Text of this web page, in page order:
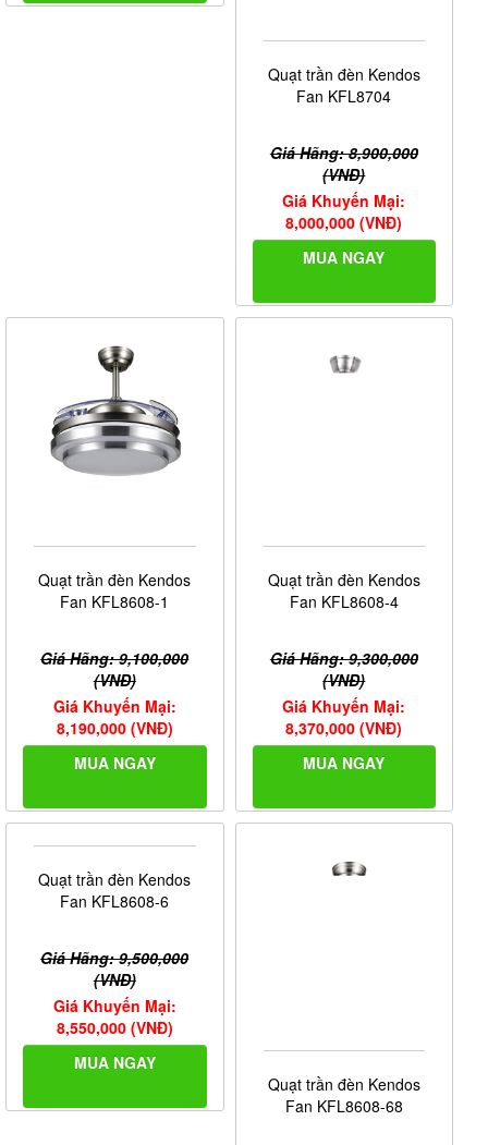
Quạt trần đèn Kendos
Fan KFL8704
Giá Hãng: 8,900,000
(VNĐ)
Giá Khuyến Mại:
8,000,000 (VNĐ)
MUA NGAY
Quạt trần đèn Kendos
Fan KFL8608-1
Giá Hãng: 9,100,000
(VNĐ)
Giá Khuyến Mại:
8,190,000 (VNĐ)
MUA NGAY
Quạt trần đèn Kendos
Fan KFL8608-4
Giá Hãng: 9,300,000
(VNĐ)
Giá Khuyến Mại:
8,370,000 (VNĐ)
MUA NGAY
Quạt trần đèn Kendos
Fan KFL8608-6
Giá Hãng: 9,500,000
(VNĐ)
Giá Khuyến Mại:
8,550,000 (VNĐ)
MUA NGAY
Quạt trần đèn Kendos
Fan KFL8608-68